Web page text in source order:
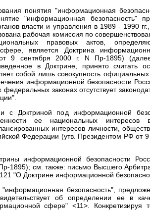
понятия "информационная
"информационная безопасность"
власти и управления в 1989 - 1990
рабочая комиссия по
правовых актов,
является Доктрина
9 сентября 2000 г. N Пр-1895)
в Доктрине, принято
собой лишь совокупность
информационной безопасности
федеральных законах отсутствует
с Доктриной под информационной
ее национальных
интересов личности,
Федерации (утв. Президентом РФ от
информационной безопасности
1895); см. также: письмо Высшего
"О Доктрине информационной
безопасность",
об определении ее в
сфере" <11>.